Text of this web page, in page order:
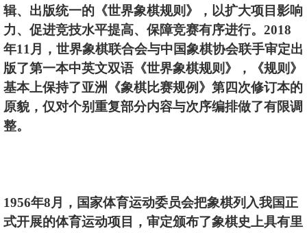
辑、出版统一的《世界象棋规则》，以扩大项目影响
力、促进竞技水平提高、保障竞赛有序进行。2018
年11月，世界象棋联合会与中国象棋协会联手审定出
版了第一本中英文双语《世界象棋规则》，《规则》
基本上保持了亚洲《象棋比赛规例》第四次修订本的
原貌，仅对个别重复部分内容与次序编排做了有限调
整。
1956年8月，国家体育运动委员会把象棋列入我国正
式开展的体育运动项目，审定颁布了象棋史上具有里